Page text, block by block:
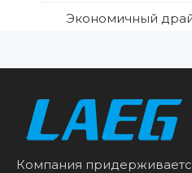
Экономичный
Компания